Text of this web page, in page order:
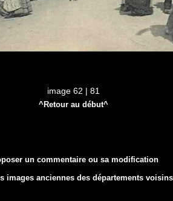
image 62 | 81
^Retour au début^
un commentaire ou sa modification
images anciennes des départements